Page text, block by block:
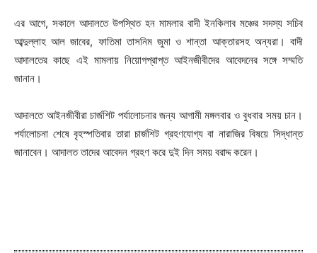
এর আগে, সকালে আদালতে উপস্থিত হন মামলার বাদী ইনকিলাব মঞ্চের সদস্য সচিব
আব্দুল্লাহ আল জাবের, ফাতিমা তাসনিম জুমা ও শান্তা আক্তারসহ অন্যরা। বাদী
আদালতের কাছে এই মামলায় নিয়োগপ্রাপ্ত আইনজীবীদের আবেদনের সঙ্গে সম্মতি
জানান।
আদালতে আইনজীবীরা চার্জশিট পর্যালোচনার জন্য আগামী মঙ্গলবার ও বুধবার সময় চান।
পর্যালোচনা শেষে বৃহস্পতিবার তারা চার্জশিট গ্রহণযোগ্য বা নারাজির বিষয়ে সিদ্ধান্ত
জানাবেন। আদালত তাদের আবেদন গ্রহণ করে দুই দিন সময় বরাদ্দ করেন।